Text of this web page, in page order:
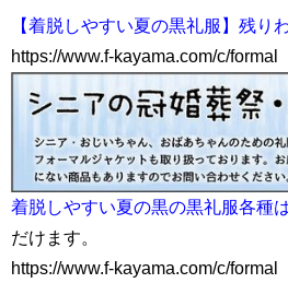
【着脱しやすい夏の黒礼服】残り
https://www.f-kayama.com/c/formal
着脱しやすい夏の黒の黒礼服各種
だけます。
https://www.f-kayama.com/c/formal